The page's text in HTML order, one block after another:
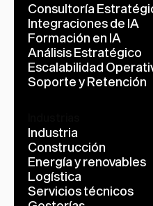
Consultoría
Integraciones de IA
Formación en IA
Análisis Estratégico
Escalabilidad
Soporte y Retención
Industria
Construcción
Energía y renovables
Logística
Servicios técnicos